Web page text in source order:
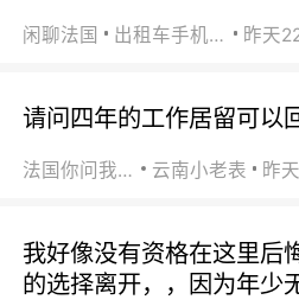
闲聊法国 出租车手机0626 昨天
请问四年的工作居留可以
法国你问我答 云南小老表 昨
我好像没有资格在这里后
的选择离开，，因为年少